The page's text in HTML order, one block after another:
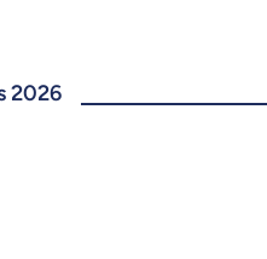
2026